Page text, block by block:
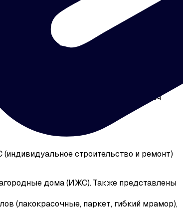
объединяет ключевые сегменты
место, где «стройка начинается здесь»,
на решение масштабных задач
строительство и ремонт)
дома (ИЖС). Также представлены
(лакокрасочные, паркет, гибкий мрамор),